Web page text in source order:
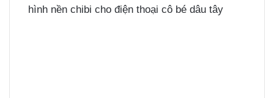
hình nền chibi cho điện thoại cô bé dâu tây